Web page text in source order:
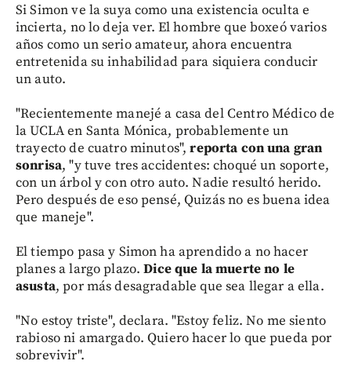
Si Simon ve la suya como una existencia oculta e
incierta, no lo deja ver. El hombre que boxeó varios
años como un serio amateur, ahora encuentra
entretenida su inhabilidad para siquiera conducir
un auto.
"Recientemente manejé a casa del Centro Médico de
la UCLA en Santa Mónica, probablemente un
trayecto de cuatro minutos",reporta con una gran
sonrisa, "y tuve tres accidentes: choqué un soporte,
con un árbol y con otro auto. Nadie resultó herido.
Pero después de eso pensé, Quizás no es buena idea
que maneje".
El tiempo pasa y Simon ha aprendido a no hacer
planes a largo plazo.Dice que la muerte no le
asusta, por más desagradable que sea llegar a ella.
"No estoy triste", declara. "Estoy feliz. No me siento
rabioso ni amargado. Quiero hacer lo que pueda por
sobrevivir".